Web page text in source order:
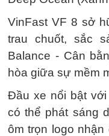
VinFast VF 8 sở
trau chuốt, sắc
Balance - Cân
hòa giữa sự mềm
Đầu xe nổi bật
có thể phát sáng
ôm trọn logo